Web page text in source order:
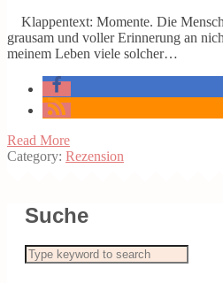
Klappentext: Momente. Die
grausam und voller Erinnerung an
meinem Leben viele solcher…
Read More
Category: Rezension
Suche